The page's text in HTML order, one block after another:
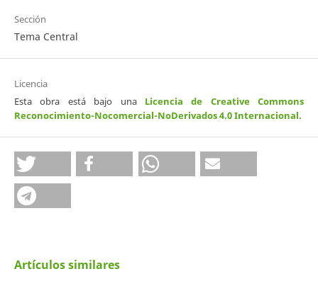
Sección
Tema Central
Licencia
Esta obra está bajo una Licencia de Creative Commons
Reconocimiento-Nocomercial-NoDerivados 4.0 Internacional.
Artículos similares